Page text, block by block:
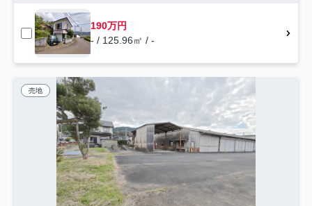
190万円
- / 125.96㎡ / -
売地